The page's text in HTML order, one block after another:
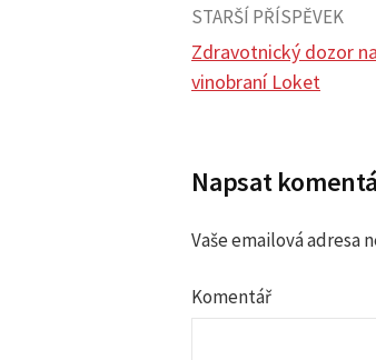
a
v
i
g
STARŠÍ PŘÍSPĚVEK
Zdravotnický dozor
vinobraní Loket
Napsat
Vaše emailová adresa
Komentář